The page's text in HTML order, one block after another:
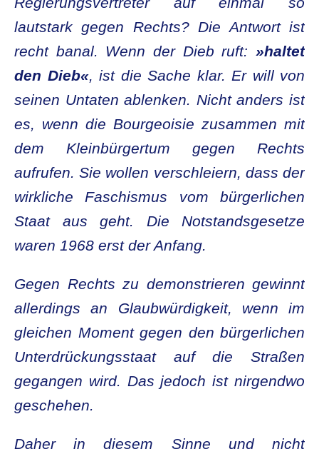
lautstark gegen Rechts? Die Antwort ist
recht banal. Wenn der Dieb ruft: »haltet
den Dieb«, ist die Sache klar. Er will von
seinen Untaten ablenken. Nicht anders ist
es, wenn die Bourgeoisie zusammen mit
dem Kleinbürgertum gegen Rechts
aufrufen. Sie wollen verschleiern, dass der
wirkliche Faschismus vom bürgerlichen
Staat aus geht. Die Notstandsgesetze
waren 1968 erst der Anfang.
Gegen Rechts zu demonstrieren gewinnt
allerdings an Glaubwürdigkeit, wenn im
gleichen Moment gegen den bürgerlichen
Unterdrückungsstaat auf die Straßen
gegangen wird. Das jedoch ist nirgendwo
geschehen.
Daher in diesem Sinne und nicht